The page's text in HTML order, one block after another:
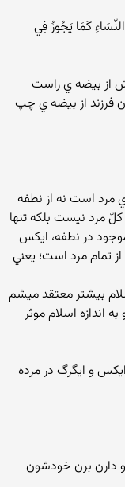
كَمَا يَجُوزُ فِي
از بيضه ي راست
فرزند از بيضه ي چپ
مرد است نه از نطفه
مرد نيست بلكه تنها
موجود در نطفه، ايكس
تمام مرد است؛ يعني
بیشتر معتقد میشم
اندازه اسلام موثر
و ایگرگ در مرده
دارن برن خودشون